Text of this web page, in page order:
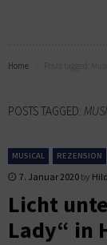
Home
POSTS TAGGED:
MUSICAL REZENSION
7. Januar 2020 by
Licht
Lady“ in